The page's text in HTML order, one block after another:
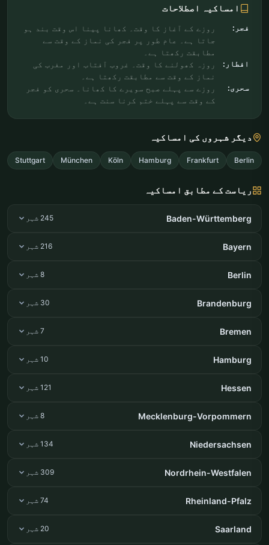
امساکیہ اصطلاحات
فجر:
روزے کے آغاز کا وقت۔ کھانا پینا اس وقت بند ہو
جاتا ہے۔ عام طور پر فجر کی نماز کے وقت سے
مطابقت رکھتا ہے۔
افطار:
روزہ کھولنے کا وقت۔ غروب آفتاب اور مغرب کی
نماز کے وقت سے مطابقت رکھتا ہے۔
سحری:
روزے سے پہلے صبح سویرے کا کھانا۔ سحری کو فجر
کے وقت سے پہلے ختم کرنا سنت ہے۔
دیگر شہروں کی امساکیہ
Berlin
Frankfurt
Hamburg
Köln
München
Stuttgart
ریاست کے مطابق امساکیہ
Baden-Württemberg 245 شہر
Bayern 216 شہر
Berlin 8 شہر
Brandenburg 30 شہر
Bremen 7 شہر
Hamburg 10 شہر
Hessen 121 شہر
Mecklenburg-Vorpommern 8 شہر
Niedersachsen 134 شہر
Nordrhein-Westfalen 309 شہر
Rheinland-Pfalz 74 شہر
Saarland 20 شہر